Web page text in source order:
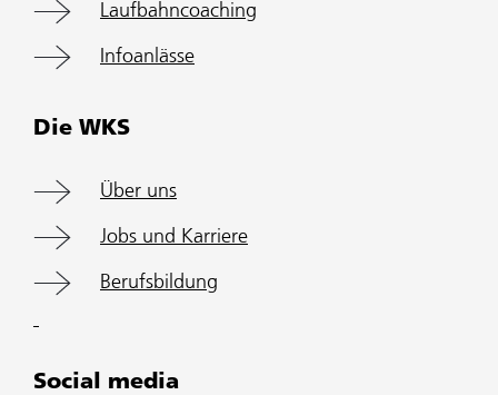
Laufbahncoaching
Infoanlässe
Die WKS
Über uns
Jobs und Karriere
Berufsbildung
Social media